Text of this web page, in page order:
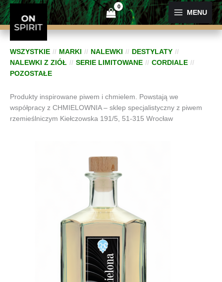
Przejdź
do
treści
MENU
WSZYSTKIE MARKI NALEWKI
DESTYLATY
NALEWKI Z ZIÓŁ
SERIE LIMITOWANE
CORDIALE
POZOSTAŁE
Produkty inspirowane piwem i chmielem. Powstają we
współpracy z CHMIELOWNIA – sklep specjalistyczny z piwem
rzemieślniczym Kiełczowska 191/5, 51-315 Wrocław